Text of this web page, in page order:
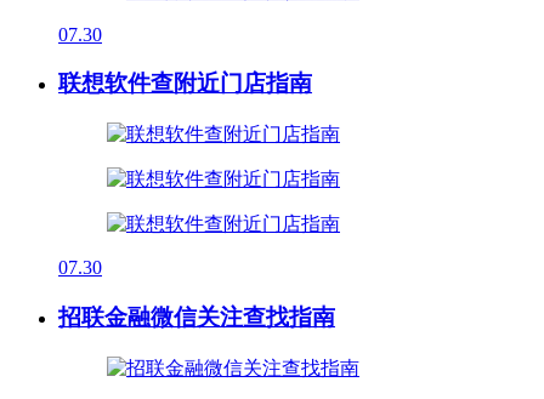
07.30
联想软件查附近门店指南
07.30
招联金融微信关注查找指南